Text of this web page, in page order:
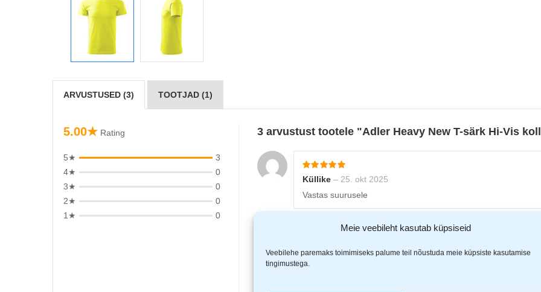
Meie veebileht kasutab küpsiseid
Veebilehe paremaks toimimiseks palume teil nõustuda meie küpsiste kasutamise
tingimustega.
ARVUSTUSED (3) TOOTJAD (1)
5.00★ Rating
5★
3
4★
0
3★
0
2★
0
1★
0
3 arvustust tootele Adler Heavy New T-särk Hi-Vis
Küllike – 25. okt 2025
Vastas suurusele
Aivo Riga– 21. nov. 2025